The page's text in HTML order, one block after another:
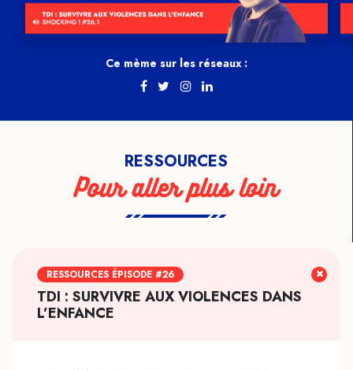
Ce mème sur les réseaux :
RESSOURCES
Pour aller plus loin
RESSOURCES ÉPISODE #26
TDI : SURVIVRE AUX VIOLENCES DANS
L’ENFANCE